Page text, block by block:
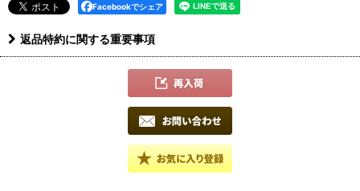
Facebookでシェア
返品特約に関する重要事項